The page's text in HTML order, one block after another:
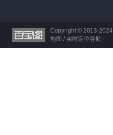
Copyright © 2013-2024
地图 / 实时定位导航 ·